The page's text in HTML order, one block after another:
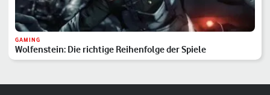
GAMING
Wolfenstein: Die richtige Reihenfolge der Spiele